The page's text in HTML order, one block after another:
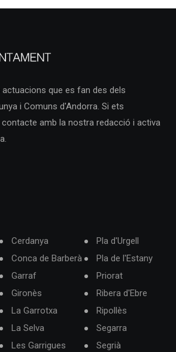
que es fan des dels
i Comuns d'Andorra. Si ets
amb la nostra redacció i activa
Cerdanya
Conca de Barberà
Garraf
Gironès
La Garrotxa
La Selva
Les Garrigues
Pla d'Urgell
Pla de l'Estany
Priorat
Ribera d'Ebre
Ripollès
Segarra
Segrià